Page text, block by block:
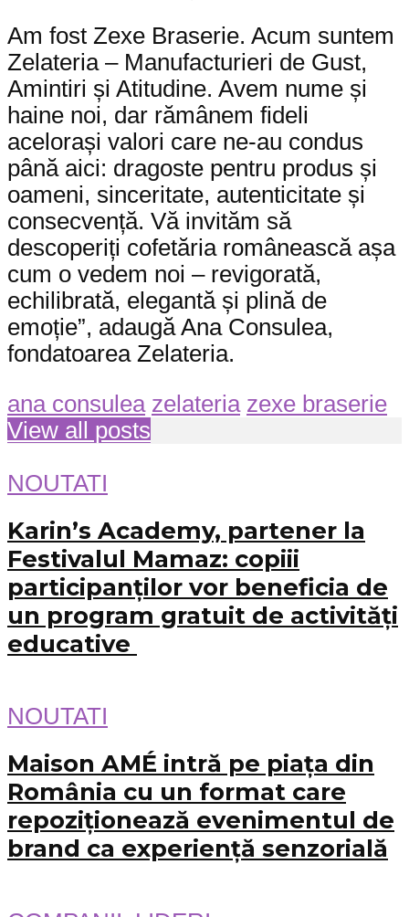
Am fost Zexe Braserie. Acum suntem
Zelateria – Manufacturieri de Gust,
Amintiri și Atitudine. Avem nume și
haine noi, dar rămânem fideli
acelorași valori care ne-au condus
până aici: dragoste pentru produs și
oameni, sinceritate, autenticitate și
consecvență. Vă invităm să
descoperiți cofetăria românească așa
cum o vedem noi – revigorată,
echilibrată, elegantă și plină de
emoție”, adaugă Ana Consulea,
fondatoarea Zelateria.
ana consulea zelateria zexe braserie
View all posts
NOUTATI
Karin’s Academy, partener la
Festivalul Mamaz: copiii
participanților vor beneficia de
un program gratuit de activități
educative
NOUTATI
Maison AMÉ intră pe piața din
România cu un format care
repoziționează evenimentul de
brand ca experiență senzorială